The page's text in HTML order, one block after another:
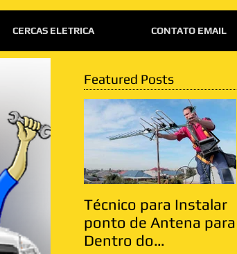
CERCAS ELETRICA CONTATO EMAIL
Featured Posts
Técnico para Instalar
ponto de Antena para
Dentro do